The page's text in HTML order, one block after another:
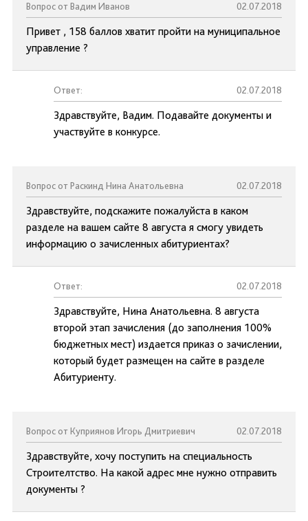
Вопрос от Вадим Иванов 02.07.2018
Привет , 158 баллов хватит пройти на муниципальное
управление ?
Ответ: 02.07.2018
Здравствуйте, Вадим. Подавайте документы и
участвуйте в конкурсе.
Вопрос от Раскинд Нина Анатольевна 02.07.2018
Здравствуйте, подскажите пожалуйста в каком
разделе на вашем сайте 8 августа я смогу увидеть
информацию о зачисленных абитуриентах?
Ответ: 02.07.2018
Здравствуйте, Нина Анатольевна. 8 августа
второй этап зачисления (до заполнения 100%
бюджетных мест) издается приказ о зачислении,
который будет размещен на сайте в разделе
Абитуриенту.
Вопрос от Куприянов Игорь Дмитриевич 02.07.2018
Здравствуйте, хочу поступить на специальность
Строителтство. На какой адрес мне нужно отправить
документы ?